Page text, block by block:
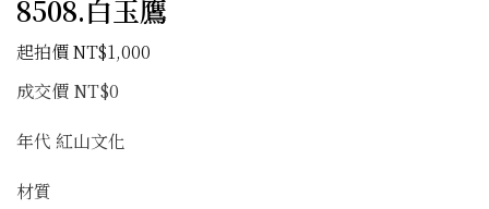
8508.白玉鷹
NT$1,000
成交價 NT$0
年代 紅山文化
材質